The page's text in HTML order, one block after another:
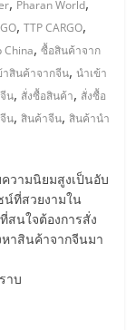
Pharan World
,TTP CARGO,
China,ซื้อสินค้าจาก
าสินค้าจากจีน,นำเข้า
น, สั่งซื้อสินค้า, สั่งซื้อ
น,สินค้าจีน,สินค้านำ
วามนิยมสูงเป็นอับ
ที่สวยงามใน
สนใจต้องการสั่ง
าสินค้าจากจีนมา
าบ